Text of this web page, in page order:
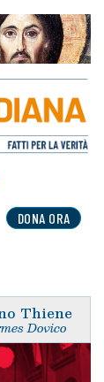
DONA ORA
Thiene
Dovico